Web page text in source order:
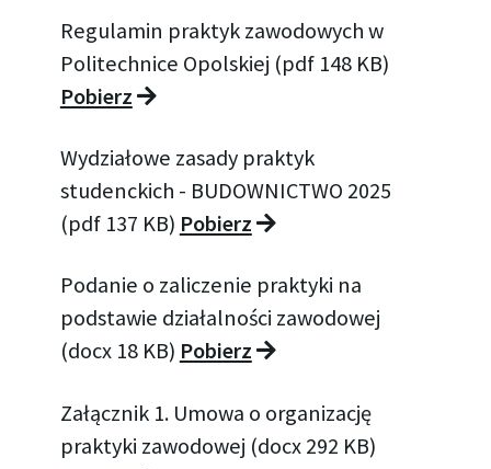
Regulamin praktyk zawodowych w
Politechnice Opolskiej (pdf 148 KB)
Pobierz
Wydziałowe zasady praktyk
studenckich - BUDOWNICTWO 2025
(pdf 137 KB) Pobierz
Podanie o zaliczenie praktyki na
podstawie działalności zawodowej
(docx 18 KB) Pobierz
Załącznik 1. Umowa o organizację
praktyki zawodowej (docx 292 KB)